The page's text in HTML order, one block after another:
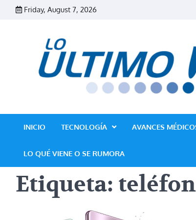
Friday, August 7, 2026
INICIO TECNOLOGÍA AVANCES
LO QUÉ VIENE O SE RUMORA
Etiqueta: